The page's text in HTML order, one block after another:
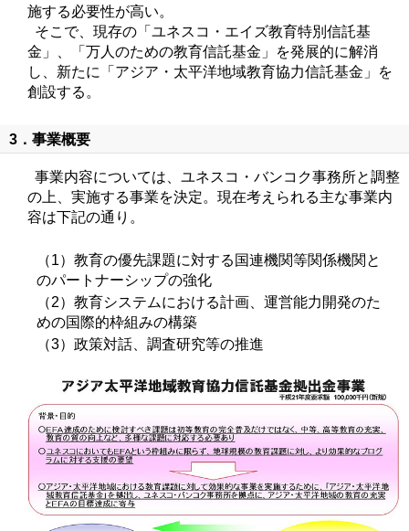
施する必要性が高い。
そこで、現存の「ユネスコ・エイズ教育特別信託基
金」、「万人のための教育信託基金」を発展的に解消
し、新たに「アジア・太平洋地域教育協力信託基金」を
創設する。
3．事業概要
事業内容については、ユネスコ・バンコク事務所と調整
の上、実施する事業を決定。現在考えられる主な事業内
容は下記の通り。
（1）教育の優先課題に対する国連機関等関係機関と
のパートナーシップの強化
（2）教育システムにおける計画、運営能力開発のた
めの国際的枠組みの構築
（3）政策対話、調査研究等の推進